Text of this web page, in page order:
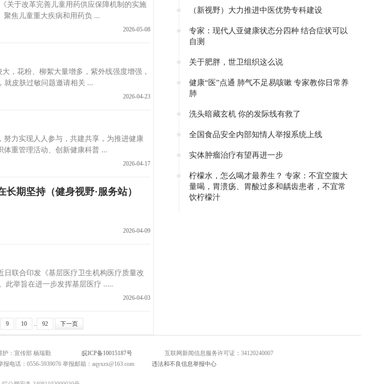
于改革完善儿童用药供应保障机制的实施
焦儿童重大疾病和用药负 ...
2026-05-08
花粉、柳絮大量增多，紫外线强度增强，
就皮肤过敏问题邀请相关 ...
2026-04-23
实现人人参与，共建共享，为推进健康
重管理活动、创新健康科普 ...
2026-04-17
期坚持（健身视野·服务站）
2026-04-09
合印发《基层医疗卫生机构医疗质量改
此举旨在进一步发挥基层医疗 .....
2026-04-03
9 10 .. 92 下一页
（新视野）大力推进中医优势专科建设
专家：现代人亚健康状态分四种 结合症状可以
自测
关于肥胖，世卫组织这么说
健康“医”点通 肺气不足易咳嗽 专家教你日常养
肺
洗头暗藏玄机 你的发际线有救了
全国食品安全内部知情人举报系统上线
实体肿瘤治疗有望再进一步
柠檬水，怎么喝才最养生？ 专家：不宜空腹大
量喝，胃溃疡、胃酸过多和龋齿患者，不宜常
饮柠檬汁
与维护：宣传部 杨瑞勤 皖ICP备10015187号
互联网新闻信息服务许可证：34120240007
报电话：0556-5939076 举报邮箱：aqyxzx@163.com 违法和不良信息举报中心